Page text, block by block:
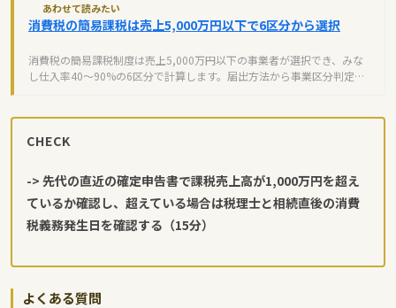
あわせて読みたい
消費税の簡易課税は売上5,000万円以下で6区分から選択
消費税の簡易課税制度は売上5,000万円以下の事業者が選択でき、みな
し仕入率40～90%の6区分で計算します。届出方法から事業区分判定、
CHECK
-> 先代の直近の確定申告書で課税売上高が1,000万円を超え
ているか確認し、超えている場合は税理士と相続直後の消費
税義務発生日を確認する（15分）
よくある質問